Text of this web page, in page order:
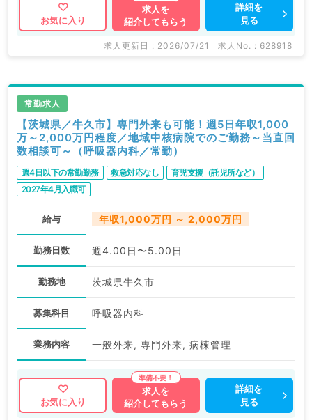
お気に入り
求人を
紹介してもらう
詳細を
見る
求人更新日 : 2026/07/21 求人No. : 628918
常勤求人
【茨城県／牛久市】専門外来も可能！週5日年収1,000
万～2,000万円程度／地域中核病院でのご勤務～当直回
数相談可～（呼吸器内科／常勤）
週4日以下の常勤勤務 救急対応なし
育児支援（託児所など）
2027年4月入職可
給与 年収1,000万円 ～ 2,000万円
勤務日数 週4.00日〜5.00日
勤務地 茨城県牛久市
募集科目 呼吸器内科
業務内容 一般外来, 専門外来, 病棟管理
お気に入り
求人を
紹介してもらう
詳細を
見る